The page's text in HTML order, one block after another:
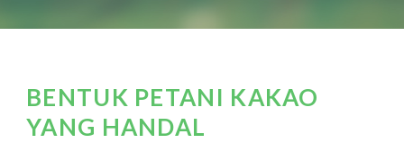
BENTUK PETANI KAKAO
YANG HANDAL